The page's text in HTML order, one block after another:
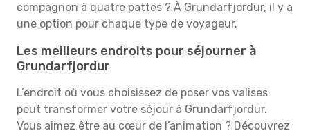
compagnon à quatre pattes ? À Grundarfjordur, il y a
une option pour chaque type de voyageur.
Les meilleurs endroits pour séjourner à
Grundarfjordur
L’endroit où vous choisissez de poser vos valises
peut transformer votre séjour à Grundarfjordur.
Vous aimez être au cœur de l’animation ? Découvrez